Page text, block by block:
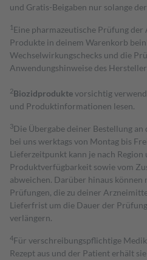
und Gratis-Beigaben nur solange
1 Eine pharmazeutische Prüfung
Produkte in deinem Warenkorb
Wechselwirkungschecks und die
Anwendungshinweise des
2Biozidproduktevorsichtig
und Produktinformationen lesen.
3Die Übergabe deiner Bestellung
bei uns werktags von Montag bis
Lieferzeitpunkt kann je nach
Produktverfügbarkeit sowie vom
abweichen. Darüber hinaus
Prüfungen, die zu deiner
Lieferfrist um die Dauer der
verlängern.
4Für verschreibungspflichtige
Rezept aus und der Patient erhält